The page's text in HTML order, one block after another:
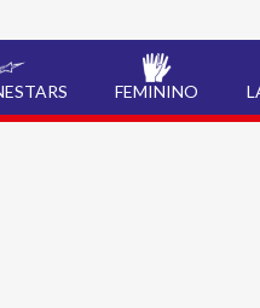
FEMININO